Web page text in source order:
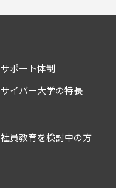
サポート体制
サイバー大学の特長
社員教育を検討中の方